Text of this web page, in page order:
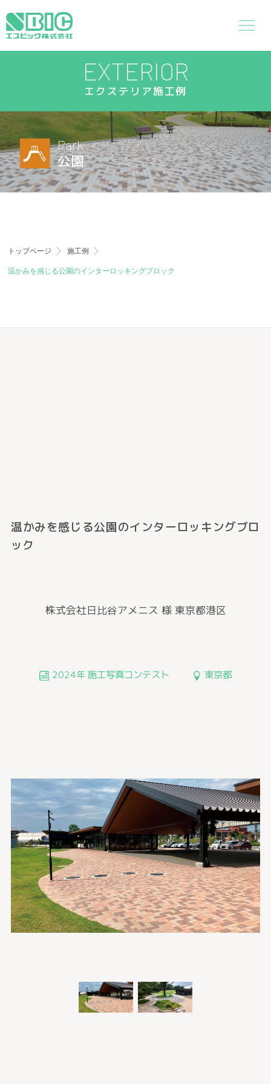
EXTERIOR
エクステリア施工例
Park
公園
トップページ 施工例
温かみを感じる公園のインターロッキングブロック
温かみを感じる公園のインターロッキングブロ
ック
株式会社日比谷アメニス 様 東京都港区
2024年 施工写真コンテスト 東京都